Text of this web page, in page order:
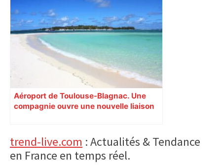
Aéroport de Toulouse-Blagnac. Une
compagnie ouvre une nouvelle liaison
Primary
Sidebar
trend-live.com : Actualités & Tendance
en France en temps réel.